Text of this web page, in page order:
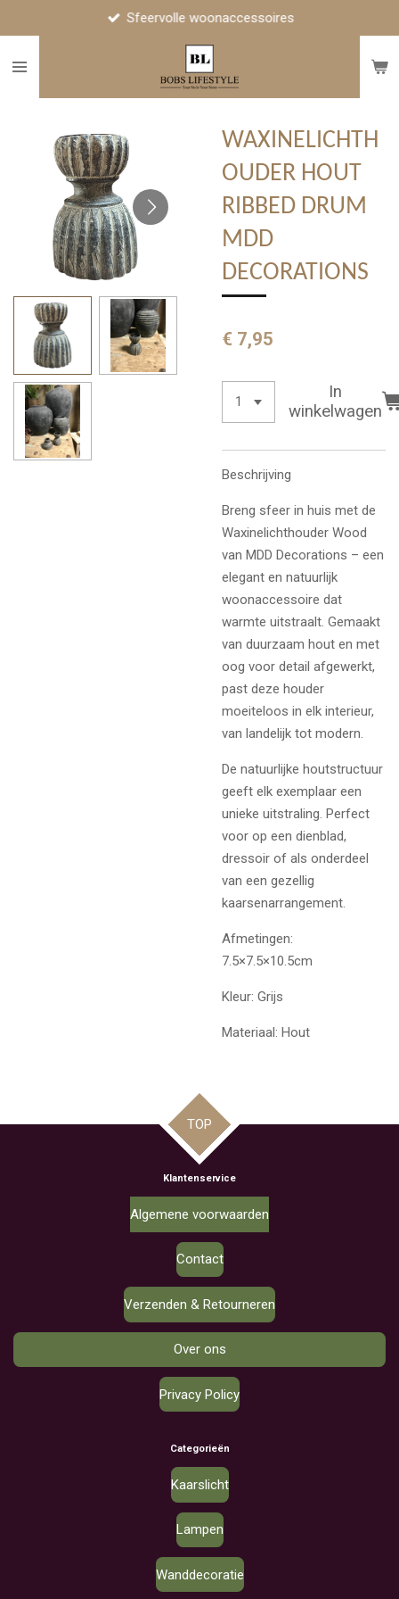
naar
Sfeervolle woonaccessoires
WAXINELICHTH
OUDER HOUT
RIBBED DRUM
MDD
DECORATIONS
€ 7,95
In
winkelwagen
Beschrijving
Breng sfeer in huis met de
Waxinelichthouder Wood
van MDD Decorations – een
elegant en natuurlijk
woonaccessoire dat
warmte uitstraalt. Gemaakt
van duurzaam hout en met
oog voor detail afgewerkt,
past deze houder
moeiteloos in elk interieur,
van landelijk tot modern.
De natuurlijke houtstructuur
geeft elk exemplaar een
unieke uitstraling. Perfect
voor op een dienblad,
dressoir of als onderdeel
van een gezellig
kaarsenarrangement.
Afmetingen:
7.5×7.5×10.5cm
Kleur: Grijs
Materiaal: Hout
TOP
Klantenservice
Algemene voorwaarden
Contact
Verzenden & Retourneren
Over ons
Privacy Policy
Categorieën
Kaarslicht
Lampen
Wanddecoratie